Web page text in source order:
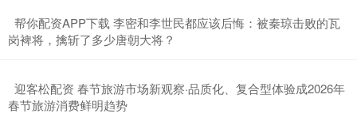
​帮你配资APP下载 李密和李世民都应该后悔：被秦琼击败的瓦
岗裨将，擒斩了多少唐朝大将？
​迎客松配资 春节旅游市场新观察·品质化、复合型体验成2026年
春节旅游消费鲜明趋势